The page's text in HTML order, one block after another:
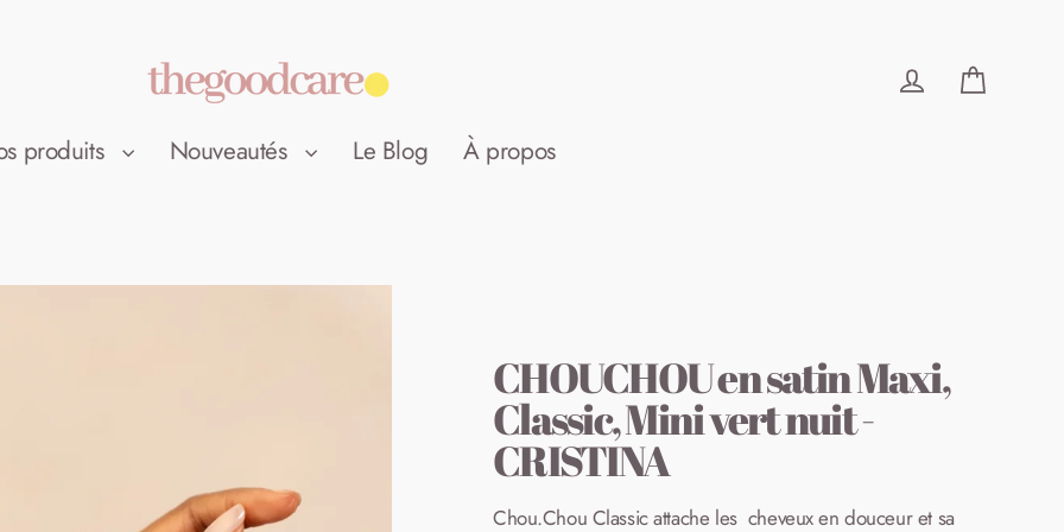
produits
Nouveautés Le Blog À propos
CHOUCHOU en satin Maxi,
Classic, Mini vert nuit -
CRISTINA
Chou.Chou Classic attache les cheveuxen douceuret sa